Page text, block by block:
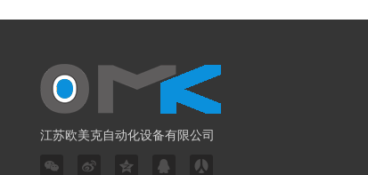
江苏欧美克自动化设备有限公司